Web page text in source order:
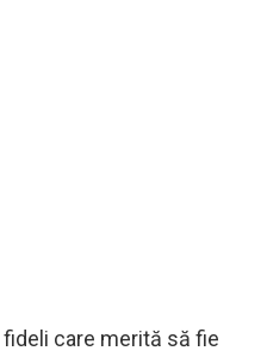
care merită să fie